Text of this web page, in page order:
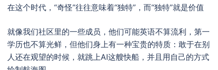
在这个时代，“奇怪”往往意味着“独特”，而“独特”就是价值
就像我们社区里的一些成员，他们可能英语不算流利，第一
学历也不算光鲜，但他们身上有一种宝贵的特质：敢于在别
人还在观望的时候，就跳上AI这艘快船，并且用自己的方式